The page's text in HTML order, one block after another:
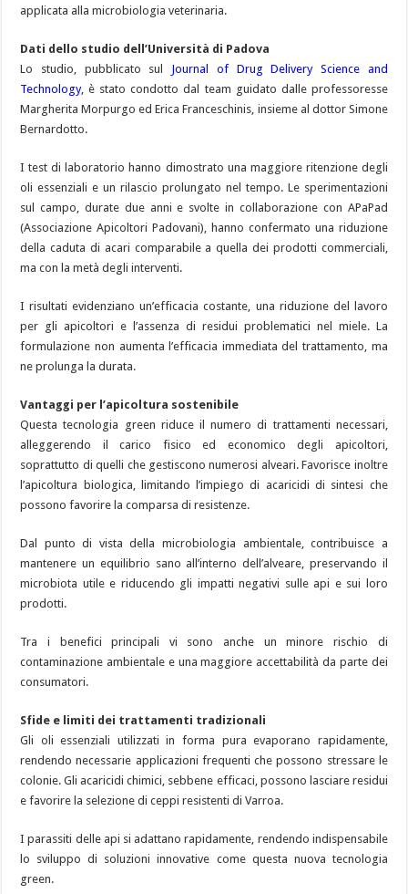
applicata alla microbiologia veterinaria.
Dati dello studio dell’Università di Padova
Lo studio, pubblicato sul Journal of Drug Delivery Science and
Technology, è stato condotto dal team guidato dalle professoresse
Margherita Morpurgo ed Erica Franceschinis, insieme al dottor Simone
Bernardotto.
I test di laboratorio hanno dimostrato una maggiore ritenzione degli
oli essenziali e un rilascio prolungato nel tempo. Le sperimentazioni
sul campo, durate due anni e svolte in collaborazione con APaPad
(Associazione Apicoltori Padovani), hanno confermato una riduzione
della caduta di acari comparabile a quella dei prodotti commerciali,
ma con la metà degli interventi.
I risultati evidenziano un’efficacia costante, una riduzione del lavoro
per gli apicoltori e l’assenza di residui problematici nel miele. La
formulazione non aumenta l’efficacia immediata del trattamento, ma
ne prolunga la durata.
Vantaggi per l’apicoltura sostenibile
Questa tecnologia green riduce il numero di trattamenti necessari,
alleggerendo il carico fisico ed economico degli apicoltori,
soprattutto di quelli che gestiscono numerosi alveari. Favorisce inoltre
l’apicoltura biologica, limitando l’impiego di acaricidi di sintesi che
possono favorire la comparsa di resistenze.
Dal punto di vista della microbiologia ambientale, contribuisce a
mantenere un equilibrio sano all’interno dell’alveare, preservando il
microbiota utile e riducendo gli impatti negativi sulle api e sui loro
prodotti.
Tra i benefici principali vi sono anche un minore rischio di
contaminazione ambientale e una maggiore accettabilità da parte dei
consumatori.
Sfide e limiti dei trattamenti tradizionali
Gli oli essenziali utilizzati in forma pura evaporano rapidamente,
rendendo necessarie applicazioni frequenti che possono stressare le
colonie. Gli acaricidi chimici, sebbene efficaci, possono lasciare residui
e favorire la selezione di ceppi resistenti di Varroa.
I parassiti delle api si adattano rapidamente, rendendo indispensabile
lo sviluppo di soluzioni innovative come questa nuova tecnologia
green.